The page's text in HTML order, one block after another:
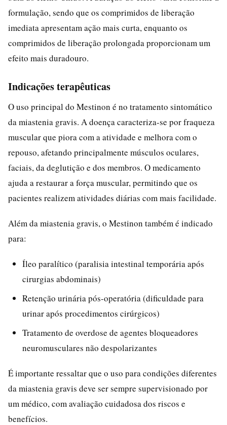
formulação, sendo que os comprimidos de liberação
imediata apresentam ação mais curta, enquanto os
comprimidos de liberação prolongada proporcionam um
efeito mais duradouro.
Indicações terapêuticas
O uso principal do Mestinon é no tratamento sintomático
da miastenia gravis. A doença caracteriza-se por fraqueza
muscular que piora com a atividade e melhora com o
repouso, afetando principalmente músculos oculares,
faciais, da deglutição e dos membros. O medicamento
ajuda a restaurar a força muscular, permitindo que os
pacientes realizem atividades diárias com mais facilidade.
Além da miastenia gravis, o Mestinon também é indicado
para:
Íleo paralítico (paralisia intestinal temporária após
cirurgias abdominais)
Retenção urinária pós-operatória (dificuldade para
urinar após procedimentos cirúrgicos)
Tratamento de overdose de agentes bloqueadores
neuromusculares não despolarizantes
É importante ressaltar que o uso para condições diferentes
da miastenia gravis deve ser sempre supervisionado por
um médico, com avaliação cuidadosa dos riscos e
benefícios.